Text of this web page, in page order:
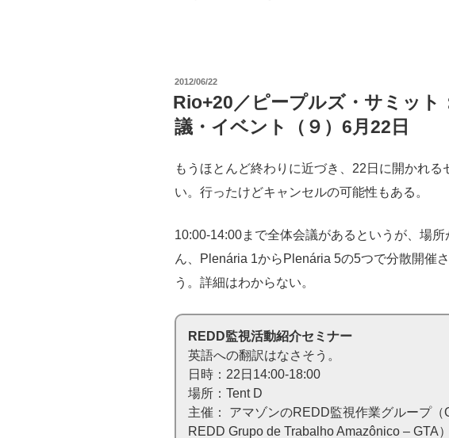
投
日:
2012/06/22
Rio+20／ピープルズ・サミット
議・イベント（９）6月22日
もうほとんど終わりに近づき、22日に開かれる
い。行ったけどキャンセルの可能性もある。
10:00-14:00まで全体会議があるというが、場
ん、Plenária 1からPlenária 5の5つで分散開催
う。詳細はわからない。
REDD監視活動紹介セミナー
英語への翻訳はなさそう。
日時：22日14:00-18:00
場所：Tent D
主催： アマゾンのREDD監視作業グループ（
REDD Grupo de Trabalho Amazônico – GTA）